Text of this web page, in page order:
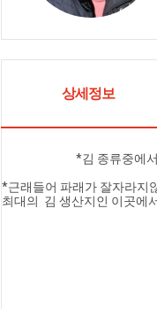
상세정보
*근래들어 파래가 잘자라지
최대의  김 생산지인 이곳에